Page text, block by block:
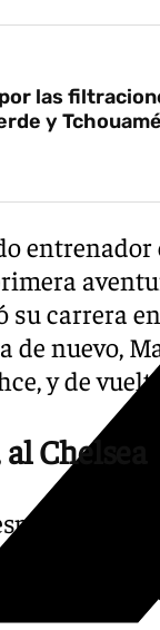
las
y
su carrera
de nuevo,
y de
Chelsea
Xabi
confirmado
1 de